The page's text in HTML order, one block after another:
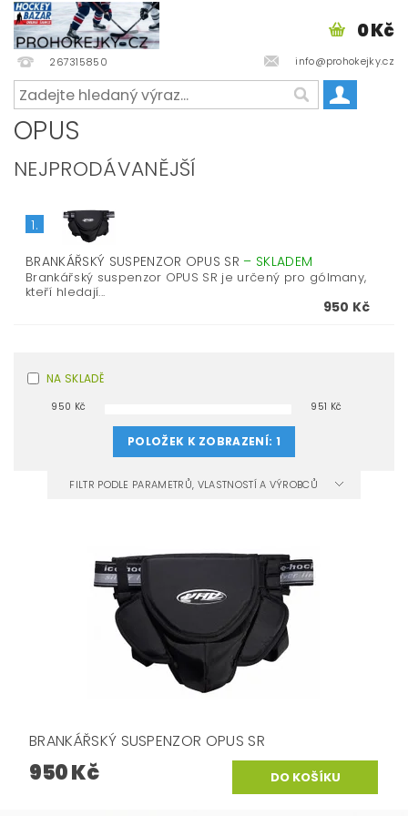
267315850 info@prohokejky.cz
0 Kč
OPUS
NEJPRODÁVANĚJŠÍ
1.
BRANKÁŘSKÝ SUSPENZOR OPUS SR – SKLADEM
Brankářský suspenzor OPUS SR je určený pro gólmany,
kteří hledají...
950 Kč
NA SKLADĚ
950 Kč 951 Kč
POLOŽEK K ZOBRAZENÍ: 1
FILTR PODLE PARAMETRŮ, VLASTNOSTÍ A VÝROBCŮ
BRANKÁŘSKÝ SUSPENZOR OPUS SR
950 Kč